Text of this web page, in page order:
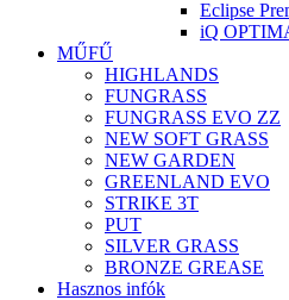
Eclipse
iQ
MŰFŰ
HIGHLANDS
FUNGRASS
FUNGRASS EVO ZZ
NEW SOFT GRASS
NEW GARDEN
GREENLAND EVO
STRIKE 3T
PUT
SILVER GRASS
BRONZE GREASE
Hasznos infók